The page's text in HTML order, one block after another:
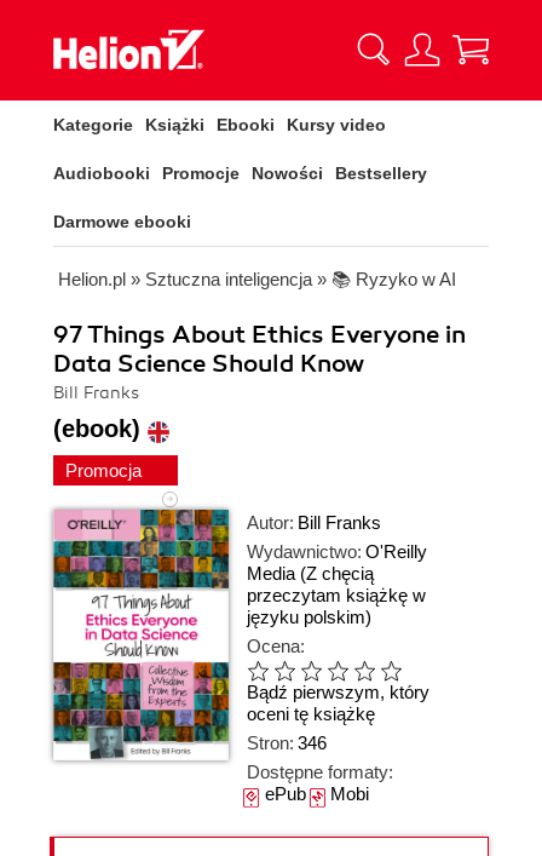
Kategorie Książki Ebooki Kursy video
Audiobooki Promocje Nowości Bestsellery
Darmowe ebooki
Helion.pl » Sztuczna inteligencja » 📚 Ryzyko w AI
97 Things About Ethics Everyone in
Data Science Should Know
Bill Franks
(ebook)
Promocja
Autor: Bill Franks
Wydawnictwo: O'Reilly
Media (Z chęcią
przeczytam książkę w
języku polskim)
Ocena:
Bądź pierwszym, który
oceni tę książkę
Stron: 346
Dostępne formaty:
ePubMobi